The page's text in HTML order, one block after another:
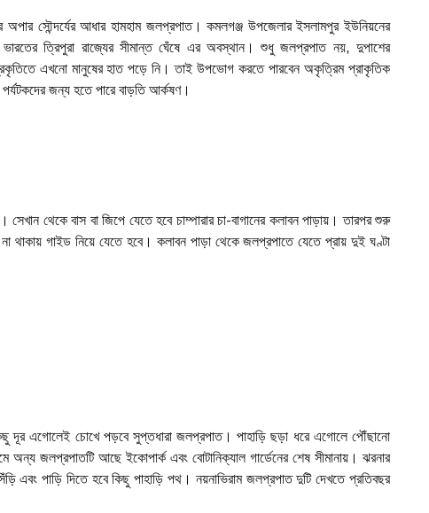
অপার সৌন্দর্যের আধার হামহাম জলপ্রপাত। কমলগঞ্জ উপজেলার ইসলামপুর ইউনিয়নের
ভারতের ত্রিপুরা রাজ্যের সীমান্ত ঘেঁষে এর অবস্থান। শুধু জলপ্রপাত নয়, দুপাশের
এখনো মানুষের হাত পড়ে নি। তাই উপভোগ করতে পারবেন অকৃত্রিম প্রাকৃতিক
পর্যটকদের জন্য হতে পারে বাড়তি আর্কষণ।
সেখান থেকে বাস বা জিপে যেতে হবে চাম্পারার চা-বাগানের কলাবন পাড়ায়। তারপর শুরু
থাকায় গাইড নিয়ে যেতে হবে। কলাবন পাড়া থেকে জলপ্রপাতে যেতে প্রায় দুই ঘণ্টা
দূর এগোলেই চোখে পড়বে সুপ্তধারা জলপ্রপাত। পাহাড়ি ছড়া ধরে এগোলে পৌঁছানো
অন্য জলপ্রপাতটি আছে ইকোপার্ক এবং বোটানিক্যাল গার্ডেনের শেষ সীমানায়। ঝরনার
এবং পাড়ি দিতে হবে কিছু পাহাড়ি পথ। নয়নাভিরাম জলপ্রপাত দুটি দেখতে প্রতিবছর